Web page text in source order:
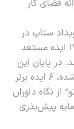
فضای کار
رویداد ستاپ در
سال جاری ، ۱۵۰ ایده دریافت شد که ۱۷ ایده مستعد
در پایان این
بوت‌کمپ، ضمن ارزیابی ایده‌‌های ارائه‌شده، ۶ ایده‌ برتر
از نگاه داوران
سرمایه پیش‌‌بذری